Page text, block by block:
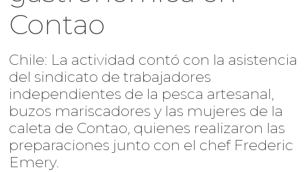
Contao
Chile: La actividad contó con la asistencia
del sindicato de trabajadores
independientes de la pesca artesanal,
buzos mariscadores y las mujeres de la
caleta de Contao, quienes realizaron las
preparaciones junto con el chef Frederic
Emery.